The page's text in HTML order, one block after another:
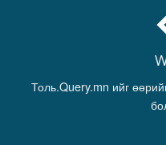
Толь.Query.mn ийг